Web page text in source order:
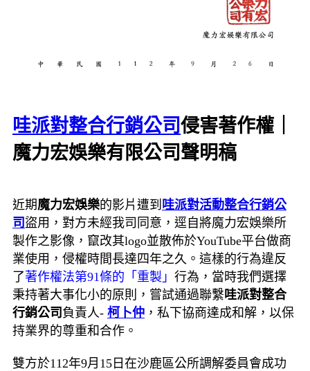
哇派對整合行銷公司侵害著作權｜
魔力宏娛樂有限公司聲明稿
近期魔力宏娛樂的影片遭到 哇派對活動整合行銷公
司盜用，對方未經我司同意，逕自將魔力宏娛樂所
製作之影像，竄改其logo並散佈於YouTube平台做商
業使用，侵權時間長達四年之久。這樣的行為違反
了著作權法第91條的「重製」 行為，當時我們選擇
秉持著大事化小的原則，嘗試通過聯繫哇派對整合
行銷公司 負責人- 柯卜仲 ，私下協商達成和解，以保
持業界的尊重和合作。
雙方於112年9月15日在沙鹿區公所調解委員會成功